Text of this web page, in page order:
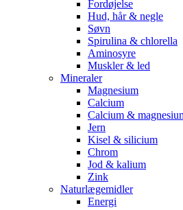
Fordøjelse
Hud, hår & negle
Søvn
Spirulina & chlorella
Aminosyre
Muskler & led
Mineraler
Magnesium
Calcium
Calcium &
Jern
Kisel & silicium
Chrom
Jod & kalium
Zink
Naturlægemidler
Energi